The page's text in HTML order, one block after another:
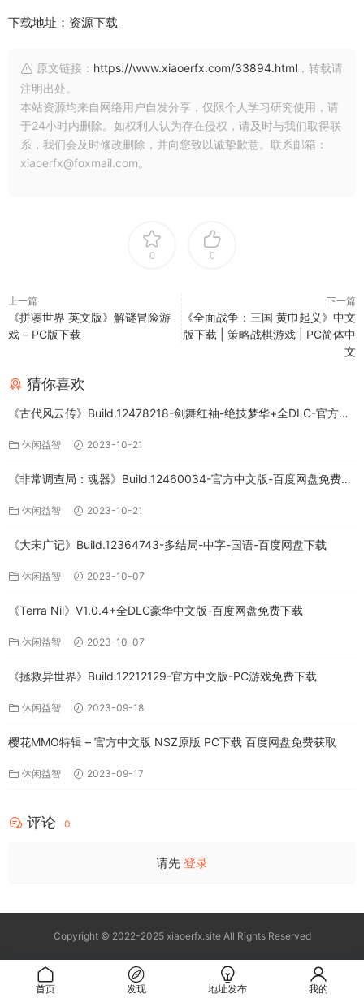
下载地址： 资源下载
原文链接： https://www.xiaoerfx.com/33894.html ，转载请
注明出处。
本站资源均来自网络用户自发分享，仅限个人学习研究使用，请
于24小时内删除。如权利人认为存在侵权，请及时与我们取得联
系，我们会及时修改删除，并向您致以诚挚歉意。联系邮箱：
xiaoerfx@foxmail.com。
0 0
上一篇
《拼凑世界 英文版》解谜冒险游
戏 – PC版下载
下一篇
《全面战争：三国 黄巾起义》中文
版下载 | 策略战棋游戏 | PC简体中
文
猜你喜欢
《古代风云传》Build.12478218-剑舞红袖-绝技梦华+全DLC-官方中
休闲益智 2023-10-21
《非常调查局：魂器》Build.12460034-官方中文版-百度网盘免费下
休闲益智 2023-10-21
《大宋广记》Build.12364743-多结局-中字-国语-百度网盘下载
休闲益智 2023-10-07
《Terra Nil》V1.0.4+全DLC豪华中文版-百度网盘免费下载
休闲益智 2023-10-07
《拯救异世界》Build.12212129-官方中文版-PC游戏免费下载
休闲益智 2023-09-18
樱花MMO特辑 – 官方中文版 NSZ原版 PC下载 百度网盘免费获取
休闲益智 2023-09-17
评论 0
请先 登录
Copyright © 2022-2025 xiaoerfx.site All Rights Reserved
首页 发现 地址发布 我的